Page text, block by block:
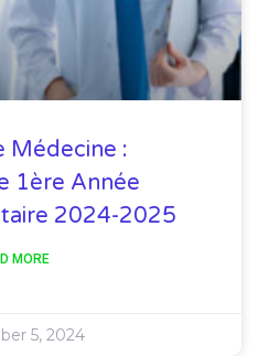
Médecine :
1ère Année
2024-2025
MORE
5, 2024